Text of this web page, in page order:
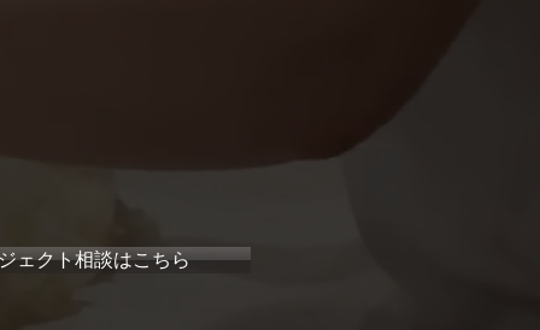
ェクト相談はこちら